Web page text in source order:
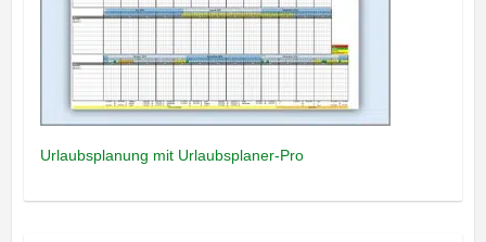
Urlaubsplanung mit Urlaubsplaner-Pro